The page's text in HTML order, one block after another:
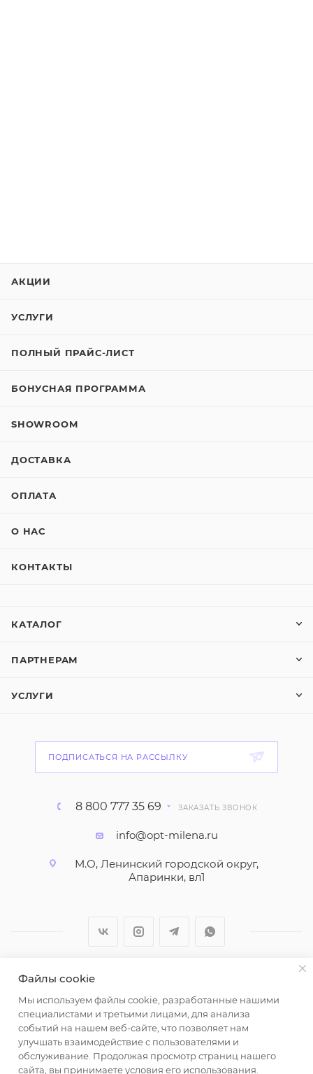
АКЦИИ
УСЛУГИ
ПОЛНЫЙ ПРАЙС-ЛИСТ
БОНУСНАЯ ПРОГРАММА
SHOWROOM
ДОСТАВКА
ОПЛАТА
О НАС
КОНТАКТЫ
КАТАЛОГ
ПАРТНЕРАМ
УСЛУГИ
ПОДПИСАТЬСЯ НА РАССЫЛКУ
8 800 777 35 69 ЗАКАЗАТЬ ЗВОНОК
info@opt-milena.ru
М.О, Ленинский городской округ,
Апаринки, вл1
2026 © ООО "Вайт Текстиль групп"
Любая информация на сайте носит справочный
характер и не является публичной офертой
определяемой положениями пункта 2 статьи 437
Гражданского кодекса Российской Федерации.
Использование любых материалов, опубликованных
Файлы cookie
Мы используем файлы cookie, разработанные нашими
специалистами и третьими лицами, для анализа
событий на нашем веб-сайте, что позволяет нам
улучшать взаимодействие с пользователями и
обслуживание. Продолжая просмотр страниц нашего
сайта, вы принимаете условия его использования.